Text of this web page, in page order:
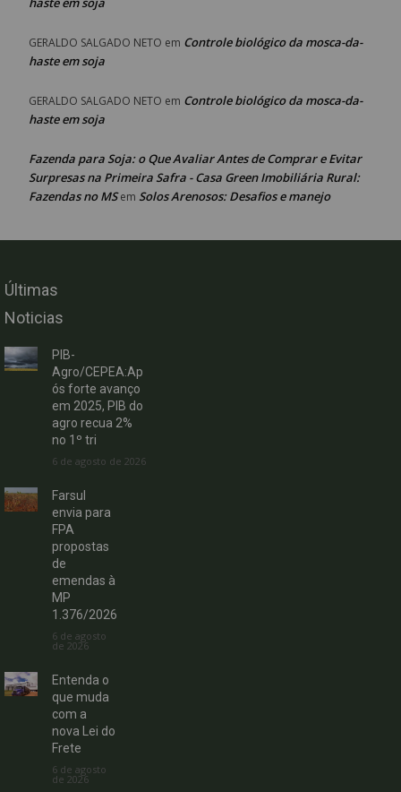
GERALDO SALGADO NETO em Controle biológico da mosca-da-
haste em soja
GERALDO SALGADO NETO em Controle biológico da mosca-da-
haste em soja
Fazenda para Soja: o Que Avaliar Antes de Comprar e Evitar
Surpresas na Primeira Safra - Casa Green Imobiliária Rural:
Fazendas no MSem Solos Arenosos: Desafios e manejo
Últimas
Noticias
PIB-
Agro/CEPEA:Ap
ós forte avanço
em 2025, PIB do
agro recua 2%
no 1º tri
6 de agosto de 2026
Farsul
envia para
FPA
propostas
de
emendas à
MP
1.376/2026
6 de agosto
de 2026
Entenda o
que muda
com a
nova Lei do
Frete
6 de agosto
de 2026